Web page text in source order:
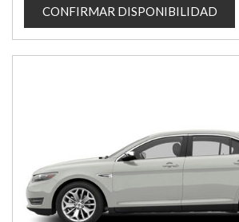
CONFIRMAR DISPONIBILIDAD